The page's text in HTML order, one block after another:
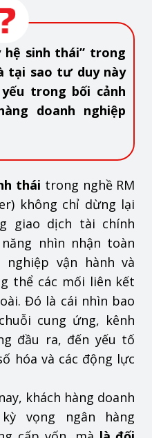
thái trong nghề RM
không chỉ dừng lại
giao dịch tài chính
nhìn nhận toàn
nghiệp vận hành và
thể các mối liên kết
Đó là cái nhìn bao
cung ứng, kênh
đầu ra, đến yếu tố
hóa và các động lực
khách hàng doanh
vọng ngân hàng
hệ sinh thái” trong
tại sao tư duy này
trong bối cảnh
doanh nghiệp